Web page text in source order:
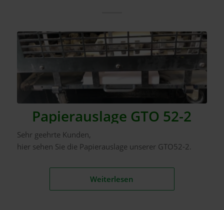
Papierauslage GTO 52-2
Sehr geehrte Kunden,
hier sehen Sie die Papierauslage unserer GTO52-2.
Weiterlesen